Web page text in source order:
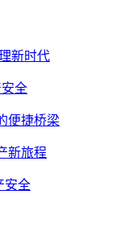
新时代
全
便捷桥梁
新旅程
安全